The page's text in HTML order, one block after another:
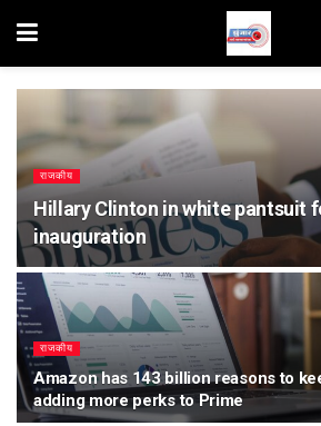
राजकीय
Hillary Clinton in white pantsuit
inauguration
राजकीय
Amazon has 143 billion reasons to
adding more perks to Prime